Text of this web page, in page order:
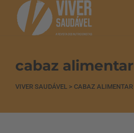
cabaz alimentar
VIVER SAUDÁVEL > CABAZ ALIMENTAR